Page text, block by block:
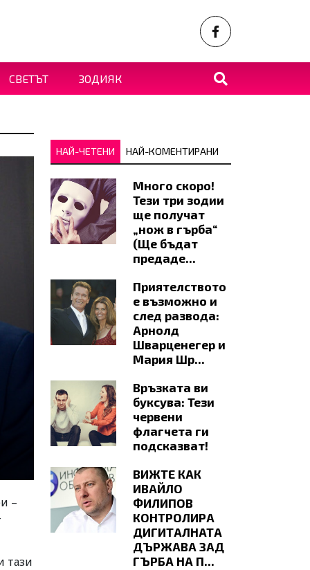
СВЕТЪТ ЗОДИЯК
–
тази
НАЙ-ЧЕТЕНИ НАЙ-КОМЕНТИРАНИ
Много скоро!
Тези три зодии
ще получат
„нож в гърба“
(Ще бъдат
предаде...
Приятелството
е възможно и
след развода:
Арнолд
Шварценегер и
Мария Шр...
Връзката ви
буксува: Тези
червени
флагчета ги
подсказват!
ВИЖТЕ КАК
ИВАЙЛО
ФИЛИПОВ
КОНТРОЛИРА
ДИГИТАЛНАТА
ДЪРЖАВА ЗАД
ГЪРБА НА П...